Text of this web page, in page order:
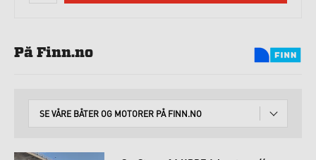
På Finn.no
SE VÅRE BÅTER OG MOTORER PÅ FINN.NO